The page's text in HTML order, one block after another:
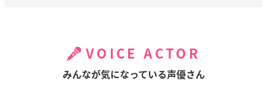
VOICE ACTOR
みんなが気になっている声優さん